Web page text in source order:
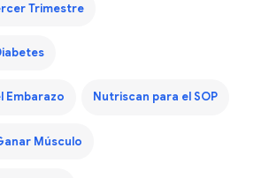
Trimestre
Embarazo Nutriscan para el SOP
Músculo